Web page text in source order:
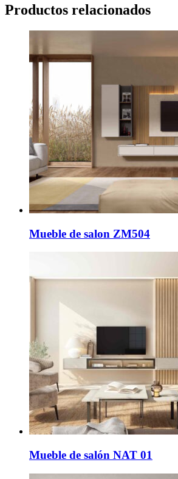
Productos relacionados
Mueble de salon ZM504
Mueble de salón NAT 01